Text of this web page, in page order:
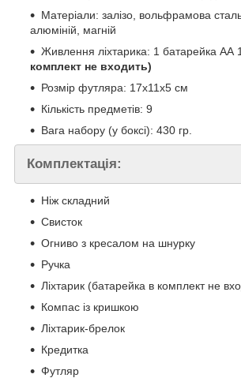
Матеріали: залізо, вольфрамова
алюміній, магній
Живлення ліхтарика: 1 батарейка АА
комплект не входить)
Розмір футляра: 17x11x5 см
Кількість предметів: 9
Вага набору (у боксі): 430 гр.
Комплектація:
Ніж складний
Свисток
Огниво з кресалом на шнурку
Ручка
Ліхтарик (батарейка в комплект не
Компас із кришкою
Ліхтарик-брелок
Кредитка
Футляр